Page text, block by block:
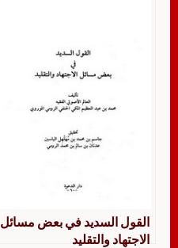
القول السديد في بعض مسائل
الاجتهاد والتقليد